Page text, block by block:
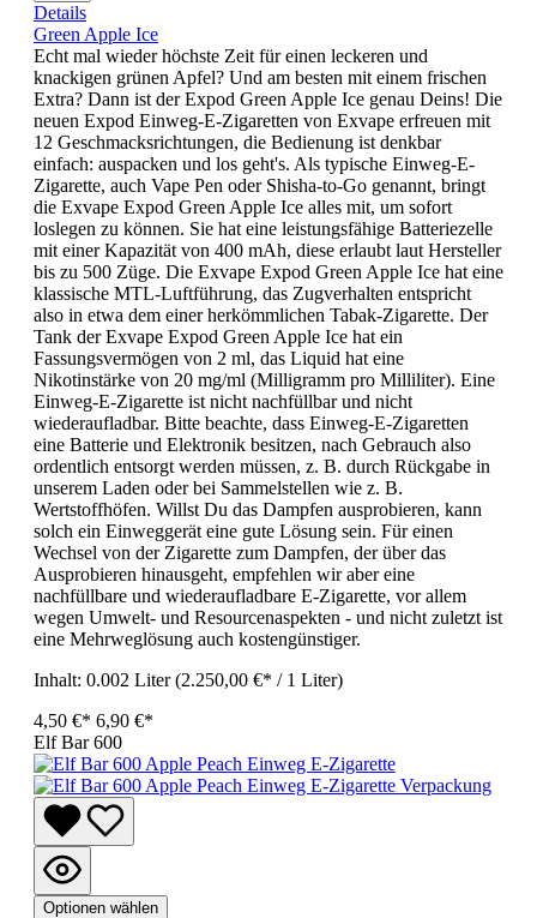
Details
Green Apple Ice
Echt mal wieder höchste Zeit für einen leckeren und
knackigen grünen Apfel? Und am besten mit einem frischen
Extra? Dann ist der Expod Green Apple Ice genau Deins! Die
neuen Expod Einweg-E-Zigaretten von Exvape erfreuen mit
12 Geschmacksrichtungen, die Bedienung ist denkbar
einfach: auspacken und los geht's. Als typische Einweg-E-
Zigarette, auch Vape Pen oder Shisha-to-Go genannt, bringt
die Exvape Expod Green Apple Ice alles mit, um sofort
loslegen zu können. Sie hat eine leistungsfähige Batteriezelle
mit einer Kapazität von 400 mAh, diese erlaubt laut Hersteller
bis zu 500 Züge. Die Exvape Expod Green Apple Ice hat eine
klassische MTL-Luftführung, das Zugverhalten entspricht
also in etwa dem einer herkömmlichen Tabak-Zigarette. Der
Tank der Exvape Expod Green Apple Ice hat ein
Fassungsvermögen von 2 ml, das Liquid hat eine
Nikotinstärke von 20 mg/ml (Milligramm pro Milliliter). Eine
Einweg-E-Zigarette ist nicht nachfüllbar und nicht
wiederaufladbar. Bitte beachte, dass Einweg-E-Zigaretten
eine Batterie und Elektronik besitzen, nach Gebrauch also
ordentlich entsorgt werden müssen, z. B. durch Rückgabe in
unserem Laden oder bei Sammelstellen wie z. B.
Wertstoffhöfen. Willst Du das Dampfen ausprobieren, kann
solch ein Einweggerät eine gute Lösung sein. Für einen
Wechsel von der Zigarette zum Dampfen, der über das
Ausprobieren hinausgeht, empfehlen wir aber eine
nachfüllbare und wiederaufladbare E-Zigarette, vor allem
wegen Umwelt- und Resourcenaspekten - und nicht zuletzt ist
eine Mehrweglösung auch kostengünstiger.
Inhalt: 0.002 Liter(2.250,00 €* / 1 Liter)
4,50 €* 6,90 €*
Elf Bar 600
Optionen wählen